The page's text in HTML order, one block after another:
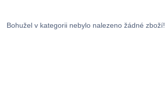
Bohužel v kategorii nebylo nalezeno žádné zboží!